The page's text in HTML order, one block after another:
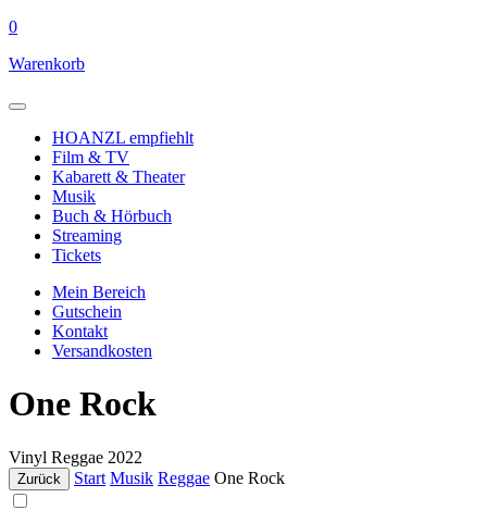
0
Warenkorb
HOANZL empfiehlt
Film & TV
Kabarett & Theater
Musik
Buch & Hörbuch
Streaming
Tickets
Mein Bereich
Gutschein
Kontakt
Versandkosten
One Rock
Vinyl Reggae 2022
Zurück Start Musik Reggae One Rock